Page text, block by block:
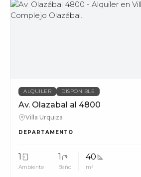
MUV
ALQUILER DISPONIBLE
Av. Olazabal al 4800
Villa Urquiza
DEPARTAMENTO
1
Ambiente
1
Baño
40
m²